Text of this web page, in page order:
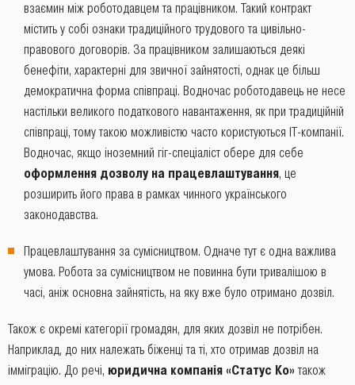
взаємин між роботодавцем та працівником. Такий контракт
містить у собі ознаки традиційного трудового та цивільно-
правового договорів. За працівником залишаються деякі
бенефіти, характерні для звичної зайнятості, однак це більш
демократична форма співпраці. Водночас роботодавець не несе
настільки великого податкового навантаження, як при традиційній
співпраці, тому такою можливістю часто користуються IT-компанії.
Водночас, якщо іноземний гіг-спеціаліст обере для себе
оформлення дозволу на працевлаштування, це
розширить його права в рамках чинного українського
законодавства.
Працевлаштування за сумісництвом. Одначе тут є одна важлива
умова. Робота за сумісництвом не повинна бути тривалішою в
часі, аніж основна зайнятість, на яку вже було отримано дозвіл.
Також є окремі категорії громадян, для яких дозвіл не потрібен.
Наприклад, до них належать біженці та ті, хто отримав дозвіл на
імміграцію. До речі, юридична компанія «Статус Ко»також